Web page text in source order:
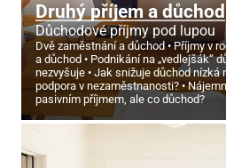
Druhý příjem a důchod
Důchodové příjmy pod lupou
Dvě zaměstnání a důchod
Příjmy v
a důchod
Podnikání na „vedlejšák“
nezvyšuje
Jak snižuje důchod nízká
podpora v nezaměstnanosti?
pasivním příjmem, ale co důchod?